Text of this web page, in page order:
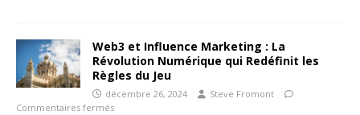
Web3 et Influence Marketing : La
Révolution Numérique qui Redéfinit les
Règles du Jeu
décembre 26, 2024
Steve Fromont
Commentaires fermés